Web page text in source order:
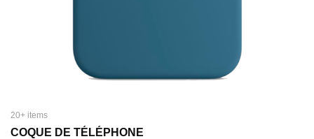
20+ items
COQUE DE TÉLÉPHONE